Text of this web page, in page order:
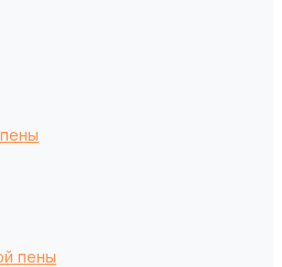
пены